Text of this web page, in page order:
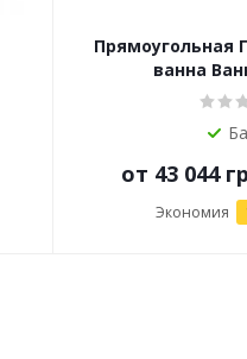
Прямоугольная
ванна
от 43 044
Экономия